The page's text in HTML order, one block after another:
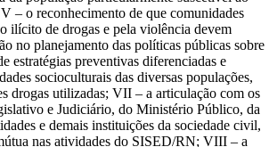
– o reconhecimento de que comunidades
ilícito de drogas e pela violência devem
no planejamento das políticas públicas sobre
estratégias preventivas diferenciadas e
socioculturais das diversas populações,
drogas utilizadas; VII – a articulação com os
e Judiciário, do Ministério Público, da
e demais instituições da sociedade civil,
nas atividades do SISED/RN; VIII – a